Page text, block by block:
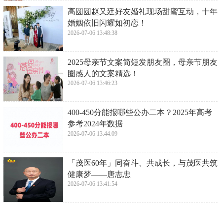
​高圆圆赵又廷好友婚礼现场甜蜜互动，十年
婚姻依旧闪耀如初恋！
2026-07-06 13:48:38
​2025母亲节文案简短发朋友圈，母亲节朋友
圈感人的文案精选！
2026-07-06 13:46:23
​400-450分能报哪些公办二本？2025年高考
参考2024年数据
2026-07-06 13:44:09
​「茂医60年」同奋斗、共成长，与茂医共筑
健康梦——唐志忠
2026-07-06 13:41:54